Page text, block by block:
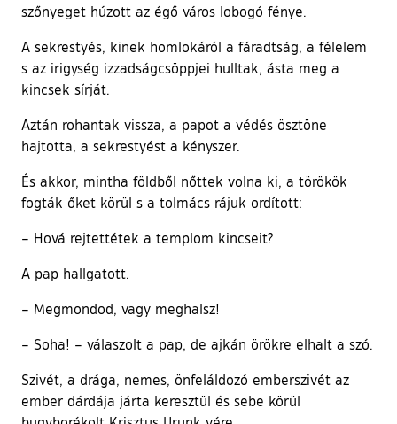
szőnyeget húzott az égő város lobogó fénye.
A sekrestyés, kinek homlokáról a fáradtság, a félelem
s az irigység izzadságcsöppjei hulltak, ásta meg a
kincsek sírját.
Aztán rohantak vissza, a papot a védés ösztöne
hajtotta, a sekrestyést a kényszer.
És akkor, mintha földből nőttek volna ki, a törökök
fogták őket körül s a tolmács rájuk ordított:
– Hová rejtettétek a templom kincseit?
A pap hallgatott.
– Megmondod, vagy meghalsz!
– Soha! – válaszolt a pap, de ajkán örökre elhalt a szó.
Szivét, a drága, nemes, önfeláldozó emberszivét az
ember dárdája járta keresztül és sebe körül